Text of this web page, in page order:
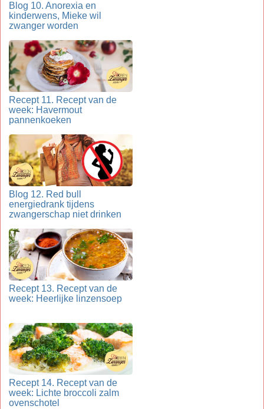
Blog 10. Anorexia en
kinderwens, Mieke wil
zwanger worden
Recept 11. Recept van de
week: Havermout
pannenkoeken
Blog 12. Red bull
energiedrank tijdens
zwangerschap niet drinken
Recept 13. Recept van de
week: Heerlijke linzensoep
Recept 14. Recept van de
week: Lichte broccoli zalm
ovenschotel